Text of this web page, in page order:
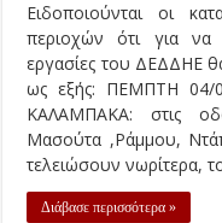
Ειδοποιούνται οι
περιοχών ότι για να
εργασίες του ΔΕΔΔΗΕ
ως εξής: ΠΕΜΠΤΗ 04/
ΚΑΛΑΜΠΑΚΑ: στις
Μασούτα ,Ράμμου,
τελειώσουν νωρίτερα,
Διάβασε περισσότερα »